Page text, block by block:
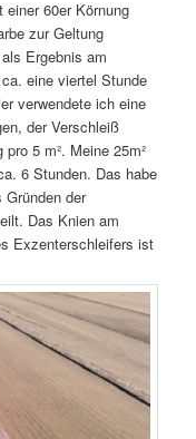
60er Körnung
zur Geltung
Ergebnis am
eine viertel Stunde
verwendete ich eine
der Verschleiß
5 m². Meine 25m²
6 Stunden. Das habe
der
Das Knien am
Exzenterschleifers ist